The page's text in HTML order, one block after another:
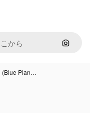
画像で
(Blue Plan…